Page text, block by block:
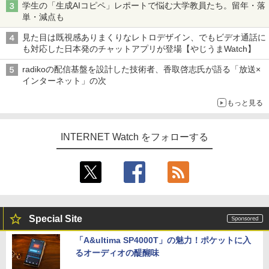
学生の「生成AIコピペ」レポートで悩む大学教員たち。留年・落
単・減点も
見た目は既視感ありまくりなレトロデザイン、でもビデオ通話に
も対応した日本発のチャットアプリが登場【やじうまWatch】
radikoの配信基盤を設計した技術者、香取啓志氏が語る「放送×
インターネット」の次
もっと見る
INTERNET Watch をフォローする
Special Site
「A&ultima SP4000T」の魅力！ポケットに入
るオーディオの醍醐味